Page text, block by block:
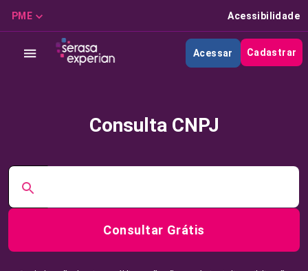
PME Acessibilidade
Acessar Cadastrar
Consulta CNPJ
Consultar Grátis